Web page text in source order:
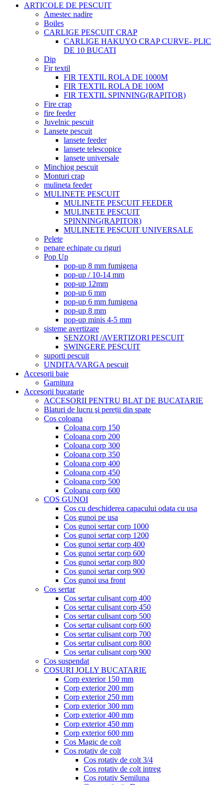
ARTICOLE DE PESCUIT
Amestec nadire
Boiles
CARLIGE PESCUIT CRAP
CARLIGE HAKUYO CRAP CURVE- PLIC
DE 10 BUCATI
Dip
Fir textil
FIR TEXTIL ROLA DE 1000M
FIR TEXTIL ROLA DE 100M
FIR TEXTIL SPINNING(RAPITOR)
Fire crap
fire feeder
Juvelnic pescuit
Lansete pescuit
lansete feeder
lansete telescopice
lansete universale
Minchiog pescuit
Monturi crap
mulineta feeder
MULINETE PESCUIT
MULINETE PESCUIT FEEDER
MULINETE PESCUIT
SPINNING(RAPITOR)
MULINETE PESCUIT UNIVERSALE
Pelete
penare echipate cu riguri
Pop Up
pop-up 8 mm fumigena
pop-up / 10-14 mm
pop-up 12mm
pop-up 6 mm
pop-up 6 mm fumigena
pop-up 8 mm
pop-up minis 4-5 mm
sisteme avertizare
SENZORI /AVERTIZORI PESCUIT
SWINGERE PESCUIT
suporti pescuit
UNDITA/VARGA pescuit
Accesorii baie
Garnitura
Accesorii bucatarie
ACCESORII PENTRU BLAT DE BUCATARIE
Blaturi de lucru şi pereții din spate
Cos coloana
Coloana corp 150
Coloana corp 200
Coloana corp 300
Coloana corp 350
Coloana corp 400
Coloana corp 450
Coloana corp 500
Coloana corp 600
COS GUNOI
Cos cu deschiderea capacului odata cu usa
Cos gunoi pe usa
Cos gunoi sertar corp 1000
Cos gunoi sertar corp 1200
Cos gunoi sertar corp 400
Cos gunoi sertar corp 600
Cos gunoi sertar corp 800
Cos gunoi sertar corp 900
Cos gunoi usa front
Cos sertar
Cos sertar culisant corp 400
Cos sertar culisant corp 450
Cos sertar culisant corp 500
Cos sertar culisant corp 600
Cos sertar culisant corp 700
Cos sertar culisant corp 800
Cos sertar culisant corp 900
Cos suspendat
COSURI JOLLY BUCATARIE
Corp exterior 150 mm
Corp exterior 200 mm
Corp exterior 250 mm
Corp exterior 300 mm
Corp exterior 400 mm
Corp exterior 450 mm
Corp exterior 600 mm
Cos Magic de colt
Cos rotativ de colt
Cos rotativ de colt 3/4
Cos rotativ de colt intreg
Cos rotativ Semiluna